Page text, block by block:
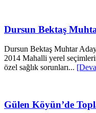
Dursun Bektaş
Dursun Bektaş Muhtar
2014 Mahalli yerel
özel sağlık sorunları...
Gülen Köyün’de